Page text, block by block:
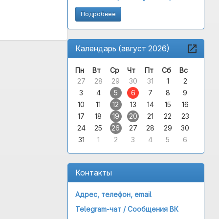
Подробнее
Календарь (август 2026)
Пн Вт Ср Чт Пт Сб
Вс
27
28 29 30 31 1
2
3
4 5 6 7 8
9
10
11 12 13 14 15
16
17
18 19 20 21 22
23
24
25 26 27 28 29
30
31
1 2 3 4 5 6
Контакты
Адрес, телефон, email
Telegram-чат /Сообщения ВК